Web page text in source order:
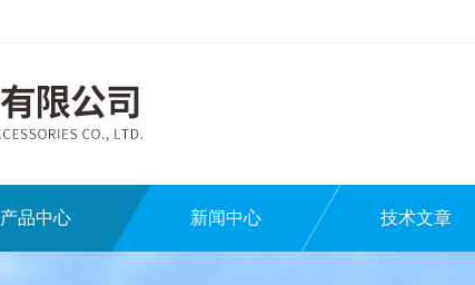
产品中心 新闻中心 技术文章